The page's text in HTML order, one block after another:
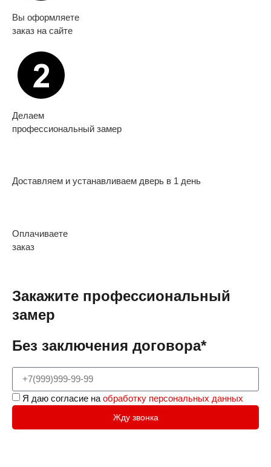
Вы оформляете
заказ на сайте
Делаем
профессиональный замер
Доставляем и устанавливаем дверь в 1 день
Оплачиваете
заказ
Закажите профессиональный
замер
Без заключения договора*
Я даю согласие на обработку персональных данных
Жду звонка